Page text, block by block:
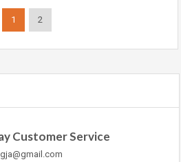
1 2
Customer Service